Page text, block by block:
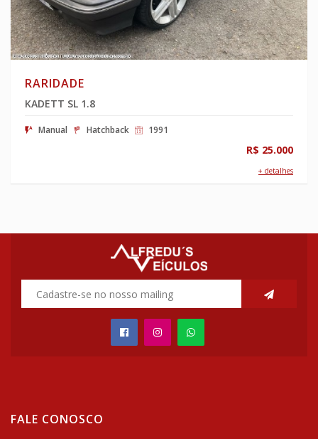
RARIDADE
KADETT SL 1.8
Manual Hatchback 1991
R$ 25.000
+ detalhes
FALE CONOSCO